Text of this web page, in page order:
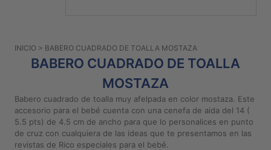
Preguntas
frecuentes
Privacidad
Políticas
Compra
INICIO > BABERO CUADRADO DE TOALLA MOSTAZA
BABERO CUADRADO DE TOALLA
MOSTAZA
Babero cuadrado de toalla muy afelpada en color mostaza. Este
accesorio para el bebé cuenta con una cenefa de aida del 14 (
5.5 pts) de 4.5 cm de ancho para que lo personalices en punto
de cruz con cualquiera de las ideas que te presentamos en las
revistas de Rico especiales para el bebé.